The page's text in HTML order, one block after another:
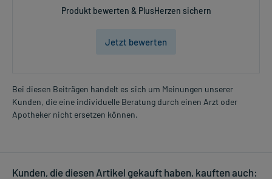
Produkt bewerten & PlusHerzen sichern
Jetzt bewerten
Bei diesen Beiträgen handelt es sich um Meinungen unserer
Kunden, die eine individuelle Beratung durch einen Arzt oder
Apotheker nicht ersetzen können.
Kunden, die diesen Artikel gekauft haben, kauften auch: